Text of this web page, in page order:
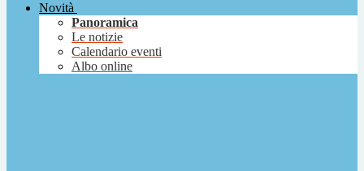
Novità
Panoramica
Le notizie
Calendario eventi
Albo online